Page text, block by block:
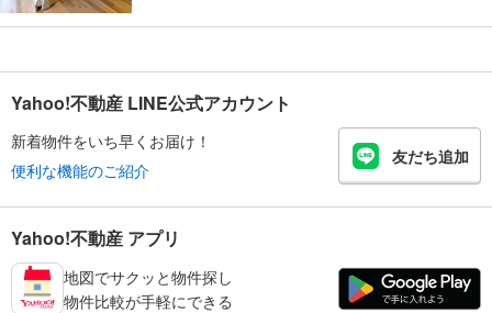
Yahoo!不動産 LINE公式アカウント
新着物件をいち早くお届け！
便利な機能のご紹介
友だち追加
Yahoo!不動産 アプリ
地図でサクッと物件探し
物件比較が手軽にできる